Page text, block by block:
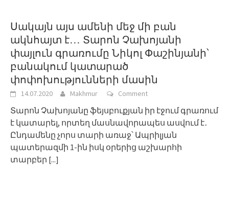
Սակայն այս ամենի մեջ մի բան
ակնհայտ է․․․ Տարոն Չախոյանի
փայլուն գրառումը Նիկոլ Փաշինյանի՝
բանակում կատարած
փոփոխությունների մասին
14.07.2020 Makhmur Comment
Տարոն Չախոյանը ֆեյսբուքյան իր էջում գրառում
է կատարել, որտեղ մասնավորապես ասվում է․
Ընդամենը չորս տարի առաջ՝ Ապրիլյան
պատերազմի 1-ին իսկ օրերից աշխարհի
տարբեր [...]